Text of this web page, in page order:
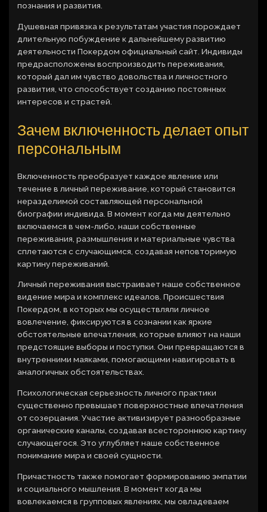
познания и развития.
Душевная привязка к результатам участия порождает
длительную побуждение к дальнейшему развитию
деятельности Покердом официальный сайт. Индивиды
предрасположены воспроизводить переживания,
который дал им чувство довольства и личностного
развития, что способствует созданию постоянных
интересов и страстей.
Зачем включенность делает опыт
персональным
Включенность преобразует каждое явление или
течение в личный переживание, который становится
неразделимой составляющей персональной
биографии индивида. В момент когда мы деятельно
включаемся в чем-либо, наши собственные
переживания, размышления и материальные чувства
сплетаются с случающимся, создавая неповторимую
картину переживаний.
Личный переживания выстраивает наше собственное
видение мира и комплекс идеалов. Происшествия
Покердом, в которых мы осуществляли личное
вовлечение, фиксируются в сознании как яркие
обстоятельные впечатления, которые влияют на наши
предстоящие выборы и поступки. Они превращаются в
внутренними маяками, помогающими навигировать в
аналогичных обстоятельствах.
Психологическая серьезность личного практики
существенно превышает поверхностные впечатления
от созерцания. Участие активизирует разнообразные
органические каналы, создавая всестороннюю картину
случающегося. Это углубляет наше собственное
понимание мира и своей сущности.
Причастность также помогает формированию эмпатии
и социального мышления. В момент когда мы
вовлекаемся в групповых явлениях, мы овладеваем